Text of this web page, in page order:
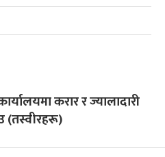
करार र ज्यालादारी
(तस्वीरहरू)